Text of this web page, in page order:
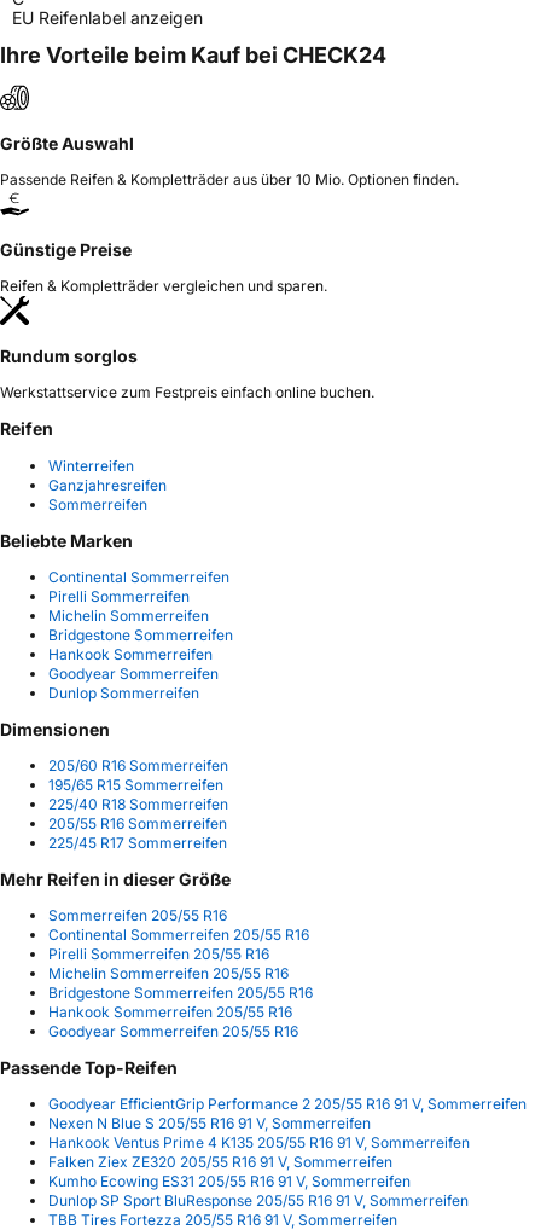
EU Reifenlabel anzeigen
Ihre Vorteile beim Kauf bei CHECK24
Größte Auswahl
Passende Reifen & Kompletträder aus über 10 Mio. Optionen finden.
Günstige Preise
Reifen & Kompletträder vergleichen und sparen.
Rundum sorglos
Werkstattservice zum Festpreis einfach online buchen.
Reifen
Winterreifen
Ganzjahresreifen
Sommerreifen
Beliebte Marken
Continental Sommerreifen
Pirelli Sommerreifen
Michelin Sommerreifen
Bridgestone Sommerreifen
Hankook Sommerreifen
Goodyear Sommerreifen
Dunlop Sommerreifen
Dimensionen
205/60 R16 Sommerreifen
195/65 R15 Sommerreifen
225/40 R18 Sommerreifen
205/55 R16 Sommerreifen
225/45 R17 Sommerreifen
Mehr Reifen in dieser Größe
Sommerreifen 205/55 R16
Continental Sommerreifen 205/55 R16
Pirelli Sommerreifen 205/55 R16
Michelin Sommerreifen 205/55 R16
Bridgestone Sommerreifen 205/55 R16
Hankook Sommerreifen 205/55 R16
Goodyear Sommerreifen 205/55 R16
Passende Top-Reifen
Goodyear EfficientGrip Performance 2 205/55 R16 91 V, Sommerreifen
Nexen N Blue S 205/55 R16 91 V, Sommerreifen
Hankook Ventus Prime 4 K135 205/55 R16 91 V, Sommerreifen
Falken Ziex ZE320 205/55 R16 91 V, Sommerreifen
Kumho Ecowing ES31 205/55 R16 91 V, Sommerreifen
Dunlop SP Sport BluResponse 205/55 R16 91 V, Sommerreifen
TBB Tires Fortezza 205/55 R16 91 V, Sommerreifen